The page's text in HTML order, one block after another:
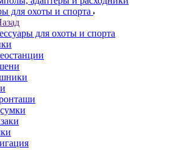
для охоты и спорта
для охоты и спорта